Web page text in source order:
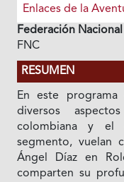
Enlaces de la
Federación
FNC
RESUMEN
En este
diversos
colombiana y el
segmento, vuelan
Ángel Díaz en
comparten su